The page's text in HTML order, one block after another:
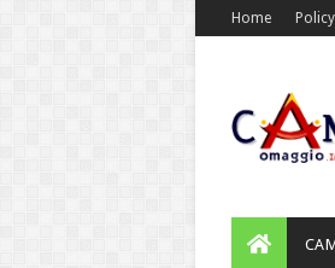
Home Policy